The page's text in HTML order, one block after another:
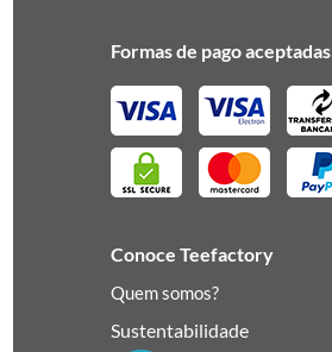
Formas de pago aceptadas
Conoce Teefactory
Quem somos?
Sustentabilidade